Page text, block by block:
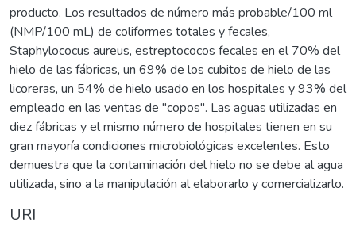
producto. Los resultados de número más probable/100 ml
(NMP/100 mL) de coliformes totales y fecales,
Staphylococus aureus, estreptococos fecales en el 70% del
hielo de las fábricas, un 69% de los cubitos de hielo de las
licoreras, un 54% de hielo usado en los hospitales y 93% del
empleado en las ventas de "copos". Las aguas utilizadas en
diez fábricas y el mismo número de hospitales tienen en su
gran mayoría condiciones microbiológicas excelentes. Esto
demuestra que la contaminación del hielo no se debe al agua
utilizada, sino a la manipulación al elaborarlo y comercializarlo.
URI